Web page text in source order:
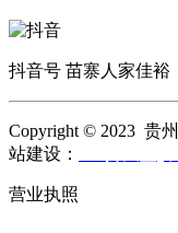
抖音号 苗寨人家佳裕
Copyright © 2023 贵
站建设：
营业执照